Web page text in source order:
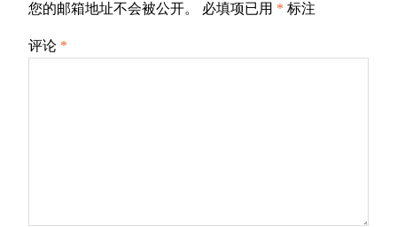
您的邮箱地址不会被公开。 必填项已用 * 标注
评论 *